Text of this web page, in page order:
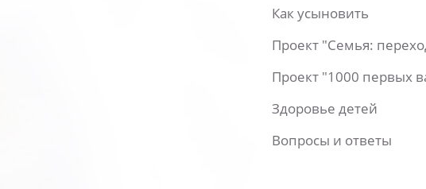
Как усыновить
Проект "Семья:
Проект "1000 первых
Здоровье детей
Вопросы и ответы